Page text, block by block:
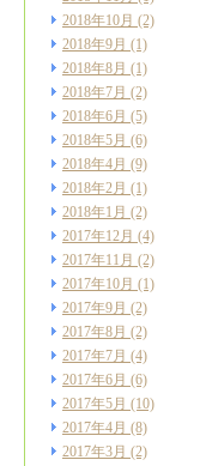
2018年10月 (2)
2018年9月 (1)
2018年8月 (1)
2018年7月 (2)
2018年6月 (5)
2018年5月 (6)
2018年4月 (9)
2018年2月 (1)
2018年1月 (2)
2017年12月 (4)
2017年11月 (2)
2017年10月 (1)
2017年9月 (2)
2017年8月 (2)
2017年7月 (4)
2017年6月 (6)
2017年5月 (10)
2017年4月 (8)
2017年3月 (2)